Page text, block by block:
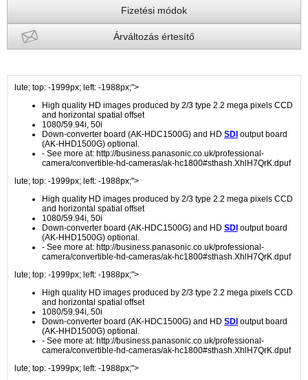
Fizetési módok
Árváltozás értesítő
lute; top: -1999px; left: -1988px;">
High quality HD images produced by 2/3 type 2.2 mega pixels CCD
and horizontal spatial offset
1080/59.94i, 50i
Down-converter board (AK-HDC1500G) and HD SDI output board
(AK-HHD1500G) optional.
- See more at: http://business.panasonic.co.uk/professional-
camera/convertible-hd-cameras/ak-hc1800#sthash.XhlH7QrK.dpuf
lute; top: -1999px; left: -1988px;">
High quality HD images produced by 2/3 type 2.2 mega pixels CCD
and horizontal spatial offset
1080/59.94i, 50i
Down-converter board (AK-HDC1500G) and HD SDI output board
(AK-HHD1500G) optional.
- See more at: http://business.panasonic.co.uk/professional-
camera/convertible-hd-cameras/ak-hc1800#sthash.XhlH7QrK.dpuf
lute; top: -1999px; left: -1988px;">
High quality HD images produced by 2/3 type 2.2 mega pixels CCD
and horizontal spatial offset
1080/59.94i, 50i
Down-converter board (AK-HDC1500G) and HD SDI output board
(AK-HHD1500G) optional.
- See more at: http://business.panasonic.co.uk/professional-
camera/convertible-hd-cameras/ak-hc1800#sthash.XhlH7QrK.dpuf
lute; top: -1999px; left: -1988px;">